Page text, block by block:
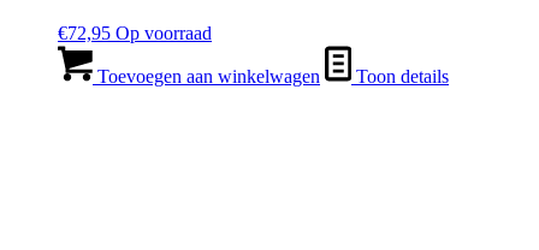
€72,95 Op voorraad
Toevoegen aan winkelwagen Toon details